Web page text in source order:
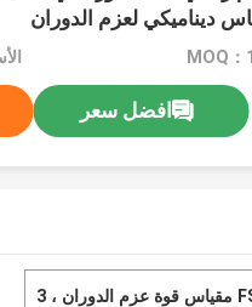
ديناميكي لعزم الدوران
MOQ：1
افضل سعر
+/- 0.05٪ FS مقياس قوة عزم الدوران ، 3